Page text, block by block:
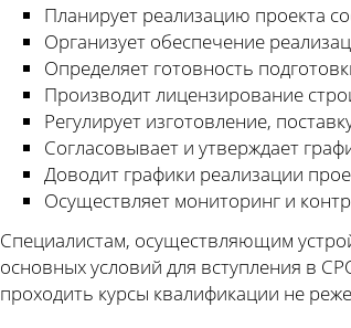
Планирует реализацию проекта
Организует обеспечение
Определяет готовность
Производит лицензирование
Регулирует изготовление,
Согласовывает и утверждает
Доводит графики реализации
Осуществляет мониторинг и
Специалистам, осуществляющим
основных условий для вступления в
проходить курсы квалификации не